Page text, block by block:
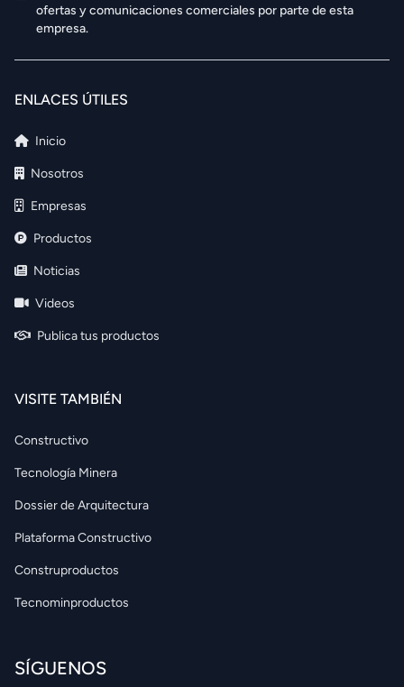
ofertas y comunicaciones comerciales por parte de esta
empresa.
ENLACES ÚTILES
Inicio
Nosotros
Empresas
Productos
Noticias
Videos
Publica tus productos
VISITE TAMBIÉN
Constructivo
Tecnología Minera
Dossier de Arquitectura
Plataforma Constructivo
Construproductos
Tecnominproductos
SÍGUENOS